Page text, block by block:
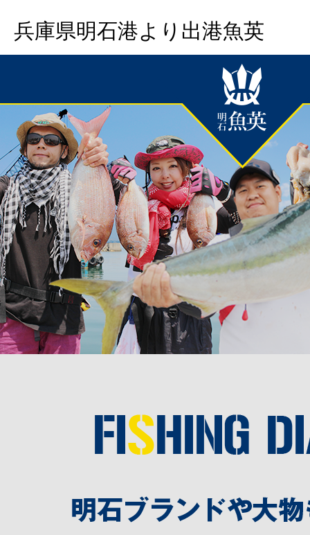
兵庫県明石港より出港魚英